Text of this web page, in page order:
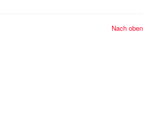
Nach oben